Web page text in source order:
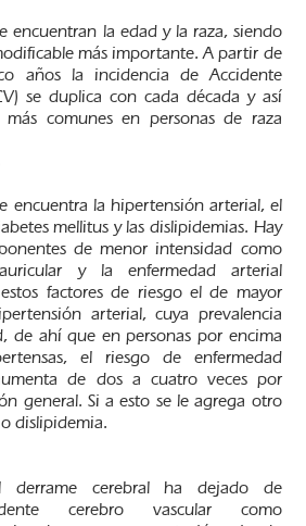
encuentran la edad y la raza, siendo
más importante. A partir de
años la incidencia de Accidente
se duplica con cada década y así
comunes en personas de raza
encuentra la hipertensión arterial, el
mellitus y las dislipidemias. Hay
de menor intensidad como
y la enfermedad arterial
factores de riesgo el de mayor
arterial, cuya prevalencia
de ahí que en personas por encima
el riesgo de enfermedad
de dos a cuatro veces por
general. Si a esto se le agrega otro
dislipidemia.
derrame cerebral ha dejado de
cerebro vascular como